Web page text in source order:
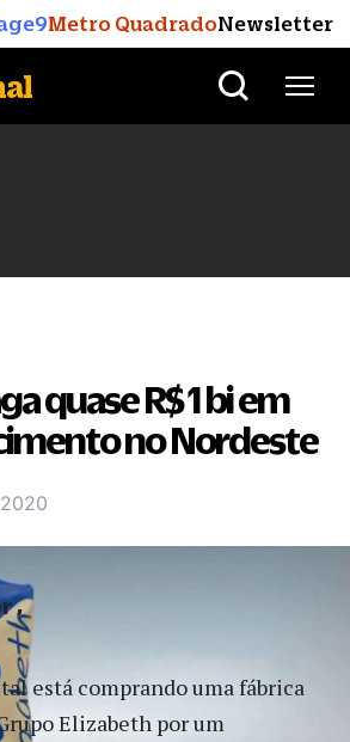
Metro QuadradoNewsletter
quase R$ 1 bi em
no Nordeste
está comprando uma fábrica
Elizabeth por um